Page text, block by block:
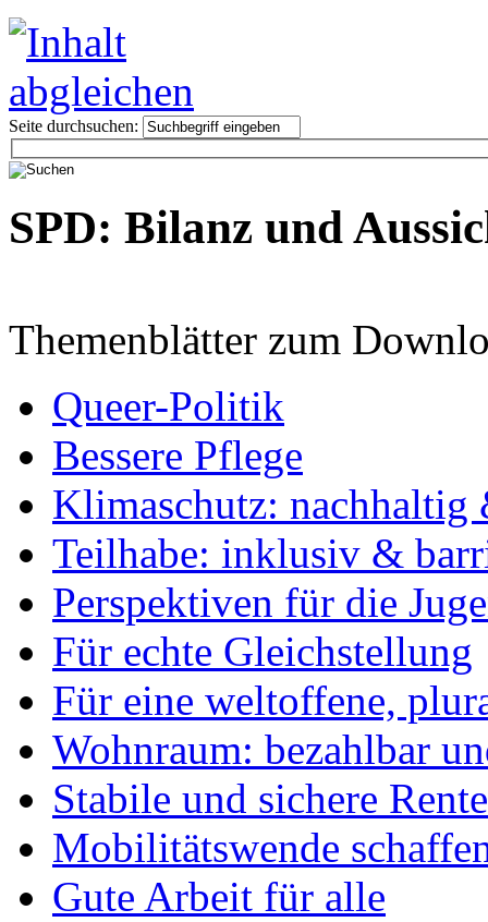
Seite durchsuchen:
SPD: Bilanz und
Themenblätter zum
Queer-Politik
Bessere Pflege
Klimaschutz: nachhaltig
Teilhabe: inklusiv &
Perspektiven für die
Für echte Gleichstellung
Für eine weltoffene,
Wohnraum: bezahlbar
Stabile und sichere
Mobilitätswende
Gute Arbeit für alle